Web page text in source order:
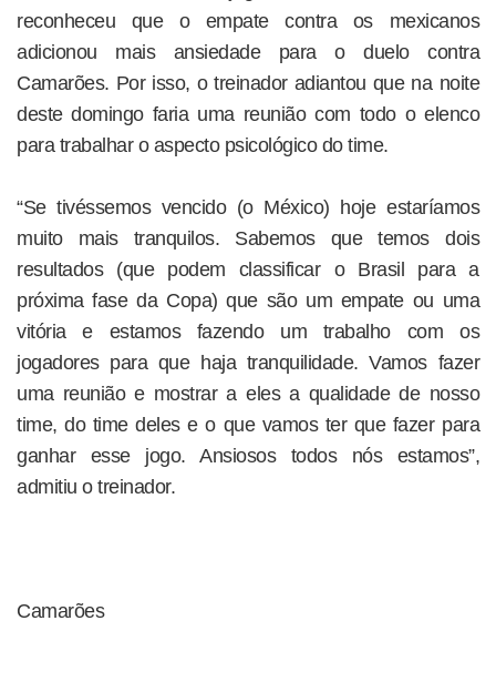
reconheceu que o empate contra os mexicanos
adicionou mais ansiedade para o duelo contra
Camarões. Por isso, o treinador adiantou que na noite
deste domingo faria uma reunião com todo o elenco
para trabalhar o aspecto psicológico do time.
“Se tivéssemos vencido (o México) hoje estaríamos
muito mais tranquilos. Sabemos que temos dois
resultados (que podem classificar o Brasil para a
próxima fase da Copa) que são um empate ou uma
vitória e estamos fazendo um trabalho com os
jogadores para que haja tranquilidade. Vamos fazer
uma reunião e mostrar a eles a qualidade de nosso
time, do time deles e o que vamos ter que fazer para
ganhar esse jogo. Ansiosos todos nós estamos”,
admitiu o treinador.
Camarões